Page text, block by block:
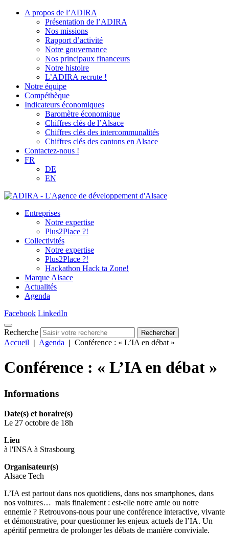
A propos de l’ADIRA
Présentation de l’ADIRA
Nos missions
Rapport d’activité
Notre gouvernance
Nos principaux financeurs
Notre histoire
L’ADIRA recrute !
Notre équipe
Compéthèque
Indicateurs économiques
Baromètre économique
Chiffres clés de l’Alsace
Chiffres clés des intercommunalités
Chiffres clés des cantons en Alsace
Contactez-nous !
FR
DE
EN
Entreprises
Notre expertise
Plus2Place ?!
Collectivités
Notre expertise
Plus2Place ?!
Hackathon Hack ta Zone!
Marque Alsace
Actualités
Agenda
Facebook LinkedIn
Recherche Rechercher
Accueil | Agenda | Conférence : « L’IA en débat »
Conférence : « L’IA en débat »
Informations
Date(s) et horaire(s)
Le 27 octobre de 18h
Lieu
à l'INSA à Strasbourg
Organisateur(s)
Alsace Tech
L’IA est partout dans nos quotidiens, dans nos smartphones, dans
nos voitures… mais finalement : est-elle notre amie ou notre
ennemie ? Retrouvons-nous pour une conférence interactive, vivante
et démonstrative, pour questionner les enjeux actuels de l’IA. Un
apéritif permettra de prolonger les débats de manière conviviale.